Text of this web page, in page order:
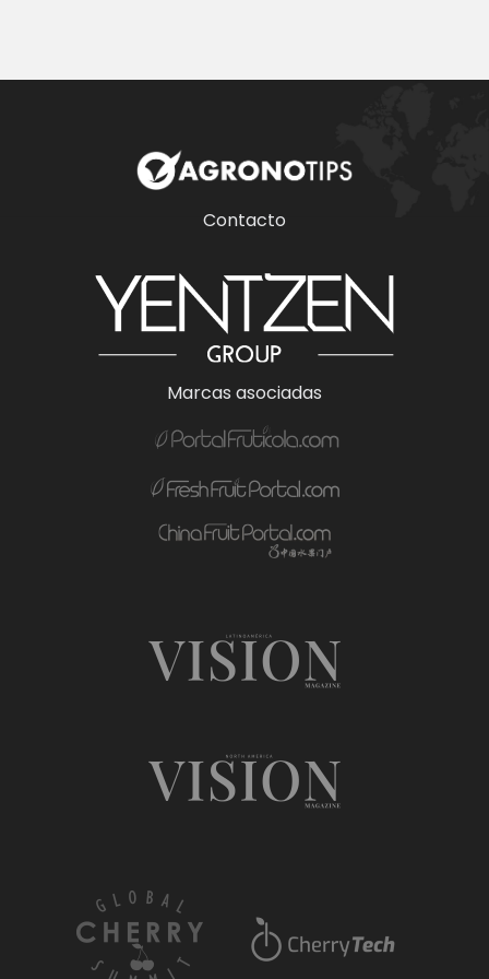
Contacto
Marcas asociadas